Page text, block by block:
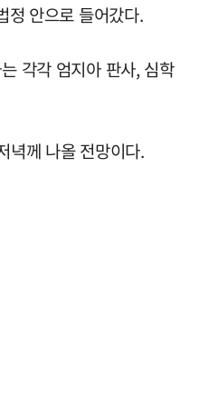
정 안으로 들어갔다.
각각 엄지아 판사, 심학
녁께 나올 전망이다.